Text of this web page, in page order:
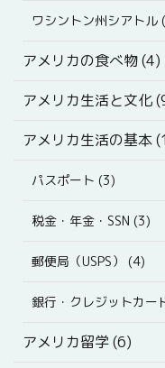
ワシントン州シアトル
アメリカの食べ物 (4)
アメリカ生活と文化
アメリカ生活の基本
パスポート (3)
税金・年金・SSN (3)
郵便局（USPS） (4)
銀行・クレジットカー
アメリカ留学 (6)